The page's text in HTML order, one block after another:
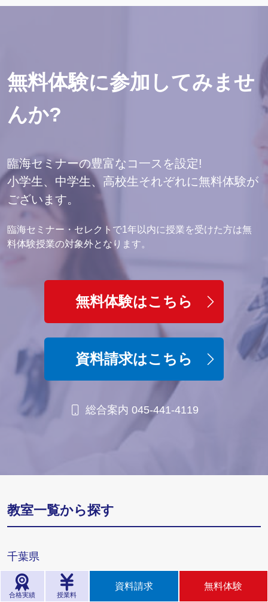
無料体験に参加してみませ
んか?
臨海セミナーの豊富なコ一スを設定!
小学生、中学生、高校生それぞれに無料体験が
ございます。
臨海セミナー・セレクトで1年以内に授業を受けた方は無
料体験授業の対象外となります。
無料体験はこちら
資料請求はこちら
総合案内 045-441-4119
教室一覧から探す
千葉県
我孫子 稲毛海岸 梅郷 浦安 海浜幕張
柏
勝田台
鎌取
合格実績 授業料
資料請求 無料体験